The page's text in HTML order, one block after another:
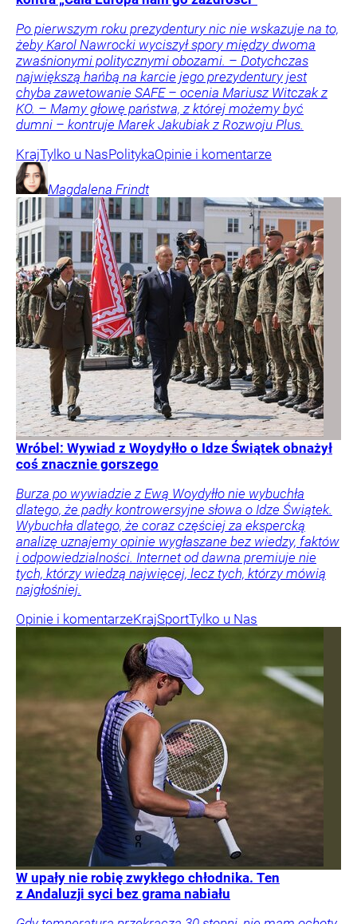
Po pierwszym roku prezydentury nic nie wskazuje na to,
żeby Karol Nawrocki wyciszył spory między dwoma
zwaśnionymi politycznymi obozami. – Dotychczas
największą hańbą na karcie jego prezydentury jest
chyba zawetowanie SAFE – ocenia Mariusz Witczak z
KO. – Mamy głowę państwa, z której możemy być
dumni – kontruje Marek Jakubiak z Rozwoju Plus.
KrajTylko u NasPolitykaOpinie i komentarze
Magdalena Frindt
Wróbel: Wywiad z Woydyłło o Idze Świątek obnażył
coś znacznie gorszego
Burza po wywiadzie z Ewą Woydyłło nie wybuchła
dlatego, że padły kontrowersyjne słowa o Idze Świątek.
Wybuchła dlatego, że coraz częściej za ekspercką
analizę uznajemy opinie wygłaszane bez wiedzy, faktów
i odpowiedzialności. Internet od dawna premiuje nie
tych, którzy wiedzą najwięcej, lecz tych, którzy mówią
najgłośniej.
Opinie i komentarzeKrajSportTylko u Nas
W upały nie robię zwykłego chłodnika. Ten
z Andaluzji syci bez grama nabiału